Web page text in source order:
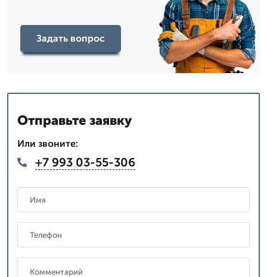
Задать вопрос
Отправьте заявку
Или звоните:
+7 993 03-55-306